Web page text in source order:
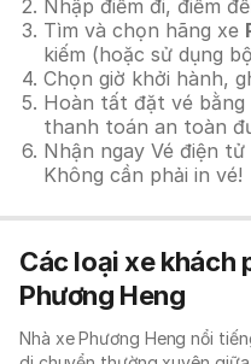
Nhập điểm đi, điểm
Tìm và chọn hãng xe
kiếm (hoặc sử dụng
Chọn giờ khởi hành,
Hoàn tất đặt vé
thanh toán an toàn
Nhận ngay Vé điện
Không cần phải in vé!
Các loại xe khách
Phương Heng
Nhà xe Phương Heng nổi